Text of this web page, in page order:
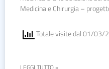
Medicina e Chirurgia –
Totale visite dal 01/03/